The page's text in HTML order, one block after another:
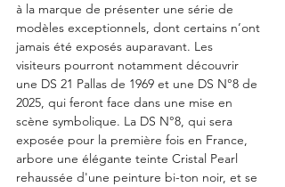
à la marque de présenter une série de
modèles exceptionnels, dont certains n’ont
jamais été exposés auparavant. Les
visiteurs pourront notamment découvrir
une DS 21 Pallas de 1969 et une DS N°8 de
2025, qui feront face dans une mise en
scène symbolique. La DS N°8, qui sera
exposée pour la première fois en France,
arbore une élégante teinte Cristal Pearl
rehaussée d'une peinture bi-ton noir, et se